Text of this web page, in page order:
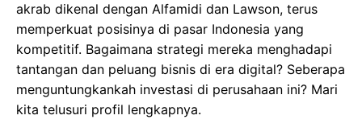
akrab dikenal dengan Alfamidi dan Lawson, terus
memperkuat posisinya di pasar Indonesia yang
kompetitif. Bagaimana strategi mereka menghadapi
tantangan dan peluang bisnis di era digital? Seberapa
menguntungkankah investasi di perusahaan ini? Mari
kita telusuri profil lengkapnya.